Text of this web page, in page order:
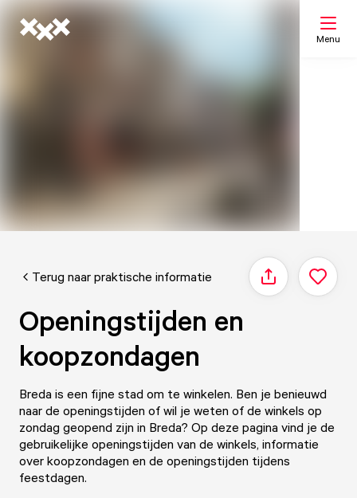
Menu
Terug naar praktische informatie Delen
Openingstijden en
koopzondagen
Breda is een fijne stad om te winkelen. Ben je benieuwd
naar de openingstijden of wil je weten of de winkels op
zondag geopend zijn in Breda? Op deze pagina vind je de
gebruikelijke openingstijden van de winkels, informatie
over koopzondagen en de openingstijden tijdens
feestdagen.